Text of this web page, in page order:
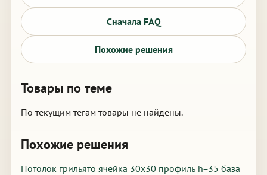
Сначала FAQ
Похожие решения
Товары по теме
По текущим тегам товары не найдены.
Похожие решения
Потолок грильято ячейка 30х30 профиль h=35 база